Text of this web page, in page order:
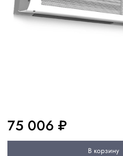
75 006 ₽
В корзину